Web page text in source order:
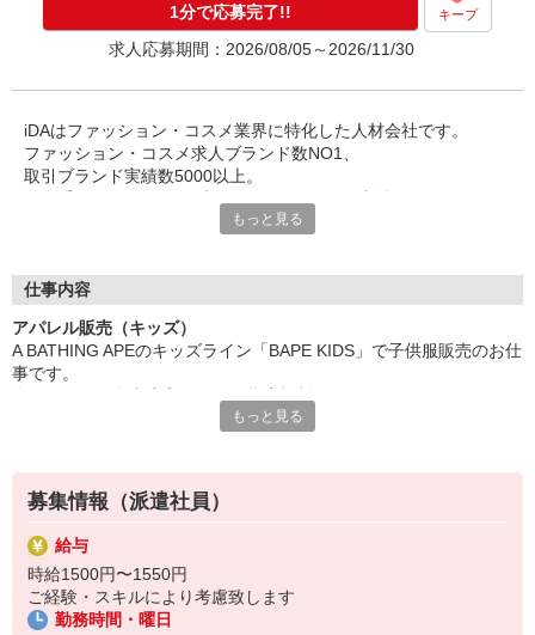
1分で応募完了!! キープ
求人応募期間：2026/08/05～2026/11/30
iDAはファッション・コスメ業界に特化した人材会社です。
ファッション・コスメ求人ブランド数NO1、
取引ブランド実績数5000以上。
有名アパレルブランドでの様々なお仕事を御紹介しております
販売や美容、PRなど、各分野に特化した
興味はあるけれどファッション・コスメ業界が初めてで
どのように始めたら良いか分からない方、
販売スキルに磨きをかけたい現職の方、
様々なご要望にお応えできる幅広いカリキュラムをご用意。
iDAにご登録頂いた方は、全ての研修が無料でご参加頂けます
もっと見る
仕事内容
アパレル販売（キッズ）
A BATHING APEのキッズライン「BAPE KIDS」で子供服販売のお仕
事です。
・店頭の商品整理、おたたみ
・お会計
・ギフトラッピング
・在庫の管理、ストック整理
・店内清掃 など
ここがイチオシ
もっと見る
募集情報（派遣社員）
給与
時給1500円〜1550円
ご経験・スキルにより考慮致します
勤務時間・曜日